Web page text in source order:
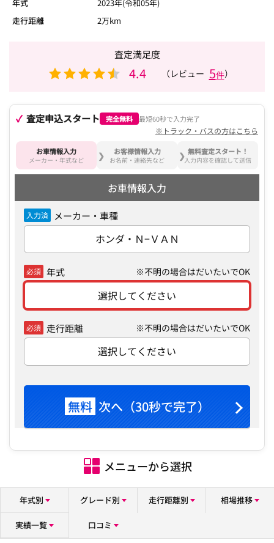
年式
2023年(令和05年)
走行距離
2万km
査定満足度
4.4 （レビュー 5件）
査定申込スタート 完全無料 最短60秒で入力完了
※トラック・バスの方はこちら
お車情報入力
メーカー・年式など
お客様情報入力
お名前・連絡先など
無料査定スタート！
入力内容を確認して送信
お車情報入力
入力済 メーカー・車種
ホンダ・Ｎ−ＶＡＮ
必須 年式 ※不明の場合はだいたいでOK
選択してください
必須 走行距離 ※不明の場合はだいたいでOK
選択してください
無料 次へ（30秒で完了）
メニューから選択
年式別 グレード別 走行距離別 相場推移
実績一覧 口コミ